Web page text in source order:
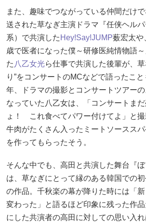
また、趣味でつながっている仲間だけ
送された草なぎ主演ドラマ『任侠ヘル
系）で共演した Hey!Say!JUMP薮宏太や
歳で医者になった僕～研修医純情物語
た 八乙女光ら仕事で共演した後輩が、
り”をコンサートのMCなどで語ったこ
年、ドラマの撮影とコンサートツアー
なっていた八乙女は、「コンサートま
ょ！ これ食べてパワー付けてよ」と撮
牛肉がたくさん入ったミートソースス
を作ってもらったそう。
そんな中でも、高田と共演した舞台『ぼ
は、草なぎにとって縁のある韓国での
の作品。千秋楽の幕が降りた時には「
変わった」と語るほど印象に残った作
にした共演者の高田に対しての思い入